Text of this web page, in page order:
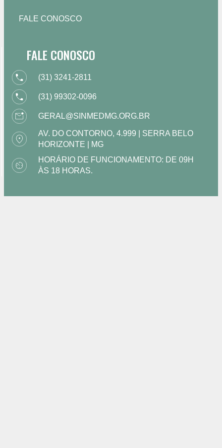
FALE CONOSCO
FALE CONOSCO
(31) 3241-2811
(31) 99302-0096
GERAL@SINMEDMG.ORG.BR
AV. DO CONTORNO, 4.999 | SERRA BELO
HORIZONTE | MG
HORÁRIO DE FUNCIONAMENTO: DE 09H
ÀS 18 HORAS.